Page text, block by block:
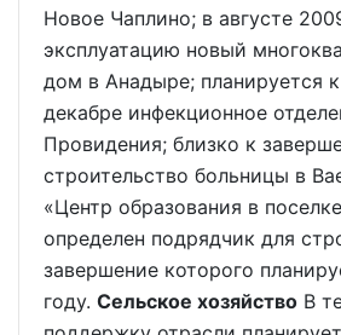
Новое Чаплино; в августе
эксплуатацию новый
дом в Анадыре; планируется
декабре инфекционное
Провидения; близко к
строительство больницы в
«Центр образования в
определен подрядчик для
завершение которого
году. Сельское хозяйство В